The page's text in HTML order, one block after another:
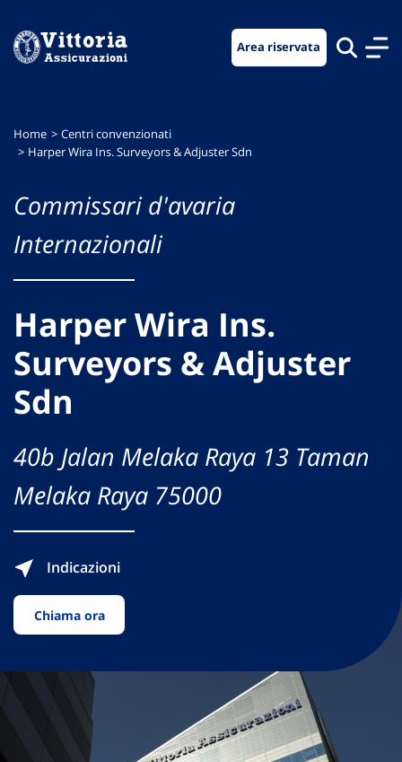
menu
contenuto
footer
Area riservata
Home
Centri convenzionati
Harper Wira Ins. Surveyors & Adjuster Sdn
Commissari d'avaria
Internazionali
Harper Wira Ins.
Surveyors & Adjuster
Sdn
40b Jalan Melaka Raya 13 Taman
Melaka Raya 75000
Indicazioni
Chiama ora